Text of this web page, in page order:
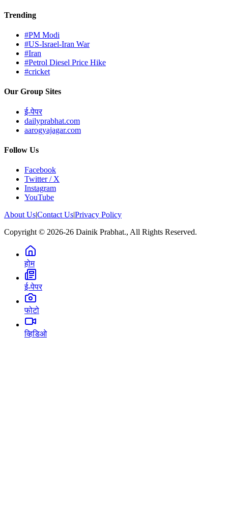
Trending
#PM Modi
#US-Israel-Iran War
#Iran
#Petrol Diesel Price Hike
#cricket
Our Group Sites
ई-पेपर
dailyprabhat.com
aarogyajagar.com
Follow Us
Facebook
Twitter / X
Instagram
YouTube
About Us|Contact Us|Privacy Policy
Copyright © 2026-26 Dainik Prabhat., All Rights Reserved.
होम
ई-पेपर
फोटो
व्हिडिओ